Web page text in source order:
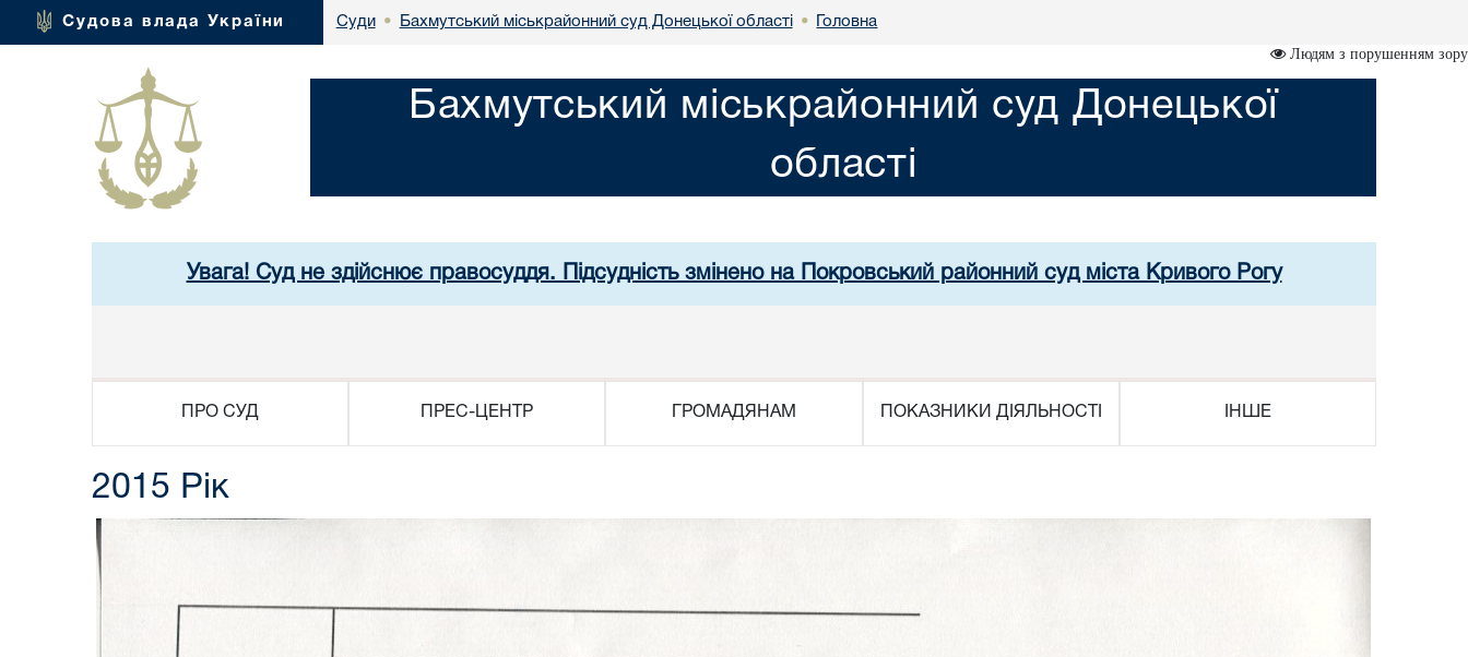
Судова влада України Суди • Бахмутський міськрайонний суд Донецької області • Головна
Людям з порушенням зору
Бахмутський міськрайонний суд Донецької
області
Увага! Суд не здійснює правосуддя. Підсудність змінено на Покровський районний суд міста Кривого Рогу
ПРО СУД ПРЕС-ЦЕНТР ГРОМАДЯНАМ ПОКАЗНИКИ ДІЯЛЬНОСТІ ІНШЕ
2015 Рік